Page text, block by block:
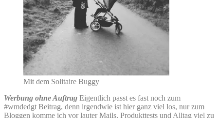
Mit dem Solitaire Buggy
Werbung ohne Auftrag Eigentlich passt es fast noch zum
#wmdedgt Beitrag, denn irgendwie ist hier ganz viel los, nur zum
Bloggen komme ich vor lauter Mails, Produkttests und Alltag viel zu